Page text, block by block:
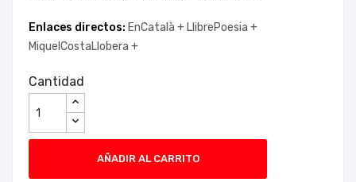
Enlaces directos: EnCatalà + LlibrePoesia +
MiquelCostaLlobera +
Cantidad
AÑADIR AL CARRITO